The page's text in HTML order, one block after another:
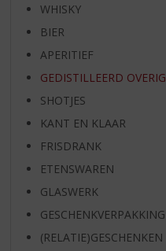
WHISKY
BIER
APERITIEF
GEDISTILLEERD OVERIG
SHOTJES
KANT EN KLAAR
FRISDRANK
ETENSWAREN
GLASWERK
GESCHENKVERPAKKING
(RELATIE)GESCHENKEN